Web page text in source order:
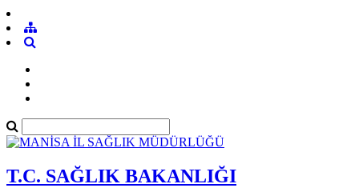
T.C. SAĞLIK BAKANLIĞI